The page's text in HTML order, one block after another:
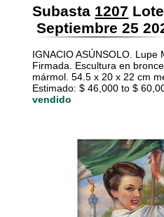
Subasta 1207
Septiembre 25
IGNACIO ASÚNSOLO. Lupe
Firmada. Escultura en
mármol. 54.5 x 20 x 22 cm
Estimado: $ 46,000 to $
vendido